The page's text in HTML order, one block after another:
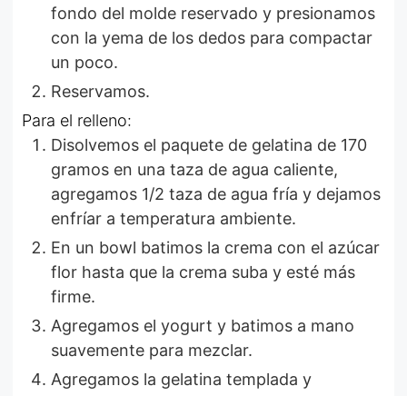
fondo del molde reservado y presionamos
con la yema de los dedos para compactar
un poco.
Reservamos.
Para el relleno:
Disolvemos el paquete de gelatina de 170
gramos en una taza de agua caliente,
agregamos 1/2 taza de agua fría y dejamos
enfríar a temperatura ambiente.
En un bowl batimos la crema con el azúcar
flor hasta que la crema suba y esté más
firme.
Agregamos el yogurt y batimos a mano
suavemente para mezclar.
Agregamos la gelatina templada y